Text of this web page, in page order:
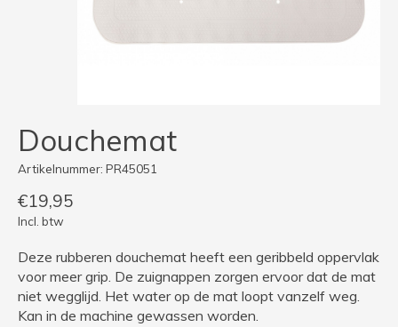
Douchemat
Artikelnummer: PR45051
€19,95
Incl. btw
Deze rubberen douchemat heeft een geribbeld oppervlak
voor meer grip. De zuignappen zorgen ervoor dat de mat
niet wegglijd. Het water op de mat loopt vanzelf weg.
Kan in de machine gewassen worden.